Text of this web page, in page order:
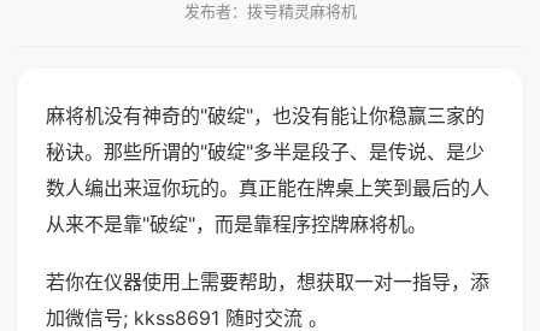
发布者：拨号精灵麻将机
麻将机没有神奇的"破绽"，也没有能让你稳赢三家的
秘诀。那些所谓的"破绽"多半是段子、是传说、是少
数人编出来逗你玩的。真正能在牌桌上笑到最后的人
从来不是靠"破绽"，而是靠程序控牌麻将机。
若你在仪器使用上需要帮助，想获取一对一指导，添
加微信号; kkss8691 随时交流 。